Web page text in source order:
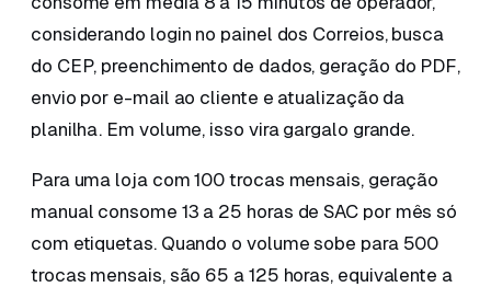
considerando login no painel dos Correios, busca
do CEP, preenchimento de dados, geração do PDF,
envio por e-mail ao cliente e atualização da
planilha. Em volume, isso vira gargalo grande.
Para uma loja com 100 trocas mensais, geração
manual consome 13 a 25 horas de SAC por mês só
com etiquetas. Quando o volume sobe para 500
trocas mensais, são 65 a 125 horas, equivalente a